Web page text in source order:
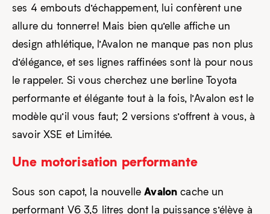
ses 4 embouts d’échappement, lui confèrent une
allure du tonnerre! Mais bien qu’elle affiche un
design athlétique, l’Avalon ne manque pas non plus
d’élégance, et ses lignes raffinées sont là pour nous
le rappeler. Si vous cherchez une berline Toyota
performante et élégante tout à la fois, l’Avalon est le
modèle qu’il vous faut; 2 versions s’offrent à vous, à
savoir XSE et Limitée.
Une motorisation performante
Sous son capot, la nouvelleAvalon cache un
performant V6 3,5 litres dont la puissance s’élève à